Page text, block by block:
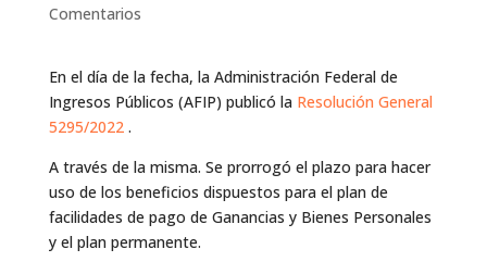
Comentarios
En el día de la fecha, la Administración Federal de
Ingresos Públicos (AFIP) publicó la Resolución General
5295/2022.
A través de la misma. Se prorrogó el plazo para hacer
uso de los beneficios dispuestos para el plan de
facilidades de pago de Ganancias y Bienes Personales
y el plan permanente.